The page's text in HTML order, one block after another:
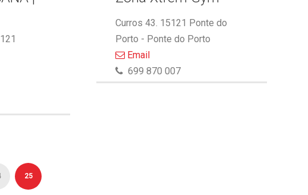
Curros 43. 15121 Ponte do
Porto - Ponte do Porto
Email
699 870 007
25